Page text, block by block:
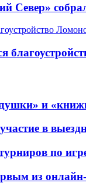
Север»
и
в
по
из